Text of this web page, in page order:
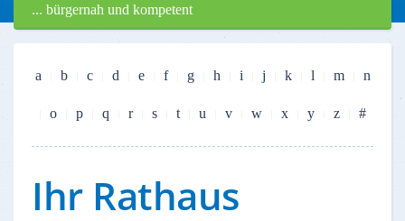
... bürgernah und kompetent
a b c d e f g h i j k l m n
o p q r s t u v w x y z #
Ihr Rathaus